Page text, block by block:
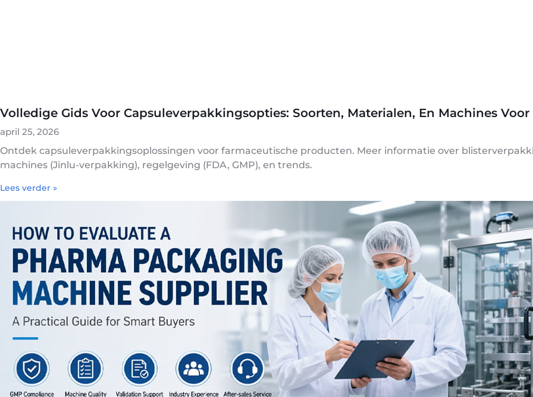
Volledige Gids Voor Capsuleverpakkingsopties: Soorten, Materialen, En Machines
april 25, 2026
Ontdek capsuleverpakkingsoplossingen voor farmaceutische producten. Meer informatie over
machines (Jinlu-verpakking), regelgeving (FDA, GMP), en trends.
Lees verder »